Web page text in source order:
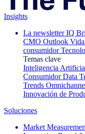
Insights
La newsletter IQ
CMO Outlook
consumidor
Temas clave
Inteligencia
Consumidor Data
Trends
Innovación de
Soluciones
Market